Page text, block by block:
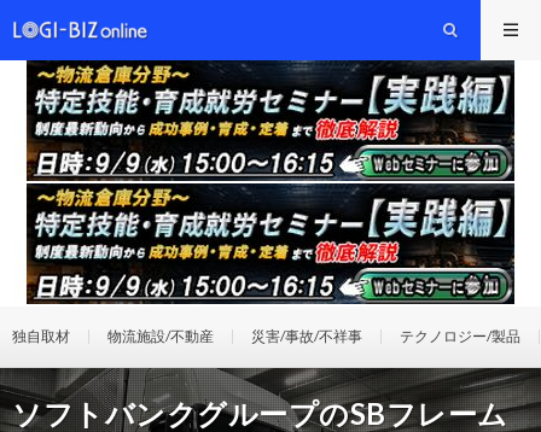
独自取材 物流施設/不動産 災害/事故/不祥事 テクノロジー/製品
ソフトバンクグループのSBフレーム